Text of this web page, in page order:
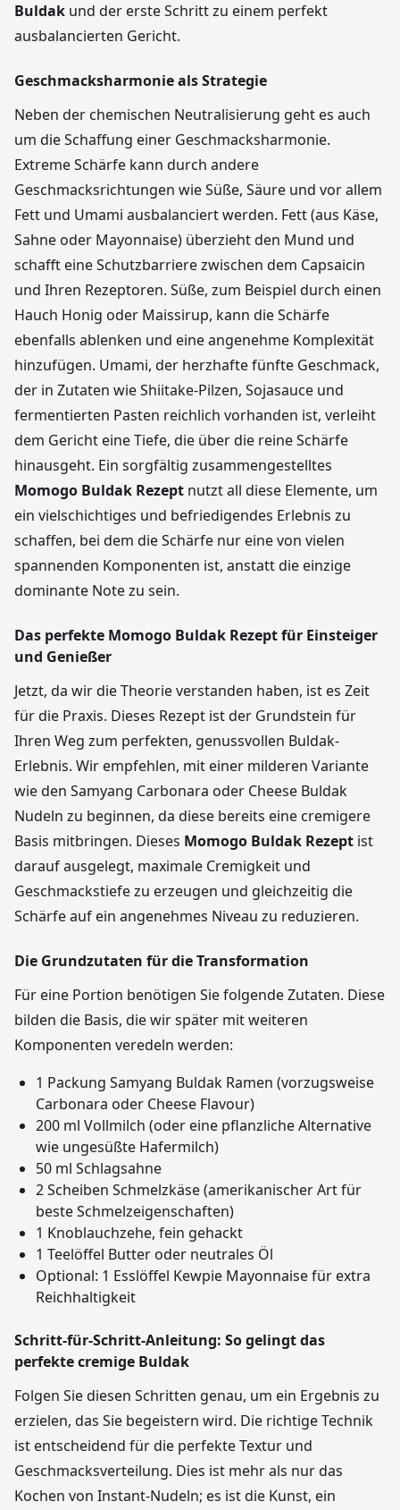
Buldak und der erste Schritt zu einem perfekt
ausbalancierten Gericht.
Geschmacksharmonie als Strategie
Neben der chemischen Neutralisierung geht es auch
um die Schaffung einer Geschmacksharmonie.
Extreme Schärfe kann durch andere
Geschmacksrichtungen wie Süße, Säure und vor allem
Fett und Umami ausbalanciert werden. Fett (aus Käse,
Sahne oder Mayonnaise) überzieht den Mund und
schafft eine Schutzbarriere zwischen dem Capsaicin
und Ihren Rezeptoren. Süße, zum Beispiel durch einen
Hauch Honig oder Maissirup, kann die Schärfe
ebenfalls ablenken und eine angenehme Komplexität
hinzufügen. Umami, der herzhafte fünfte Geschmack,
der in Zutaten wie Shiitake-Pilzen, Sojasauce und
fermentierten Pasten reichlich vorhanden ist, verleiht
dem Gericht eine Tiefe, die über die reine Schärfe
hinausgeht. Ein sorgfältig zusammengestelltes
Momogo Buldak Rezept nutzt all diese Elemente, um
ein vielschichtiges und befriedigendes Erlebnis zu
schaffen, bei dem die Schärfe nur eine von vielen
spannenden Komponenten ist, anstatt die einzige
dominante Note zu sein.
Das perfekte Momogo Buldak Rezept für Einsteiger
und Genießer
Jetzt, da wir die Theorie verstanden haben, ist es Zeit
für die Praxis. Dieses Rezept ist der Grundstein für
Ihren Weg zum perfekten, genussvollen Buldak-
Erlebnis. Wir empfehlen, mit einer milderen Variante
wie den Samyang Carbonara oder Cheese Buldak
Nudeln zu beginnen, da diese bereits eine cremigere
Basis mitbringen. Dieses Momogo Buldak Rezept ist
darauf ausgelegt, maximale Cremigkeit und
Geschmackstiefe zu erzeugen und gleichzeitig die
Schärfe auf ein angenehmes Niveau zu reduzieren.
Die Grundzutaten für die Transformation
Für eine Portion benötigen Sie folgende Zutaten. Diese
bilden die Basis, die wir später mit weiteren
Komponenten veredeln werden:
1 Packung Samyang Buldak Ramen (vorzugsweise
Carbonara oder Cheese Flavour)
200 ml Vollmilch (oder eine pflanzliche Alternative
wie ungesüßte Hafermilch)
50 ml Schlagsahne
2 Scheiben Schmelzkäse (amerikanischer Art für
beste Schmelzeigenschaften)
1 Knoblauchzehe, fein gehackt
1 Teelöffel Butter oder neutrales Öl
Optional: 1 Esslöffel Kewpie Mayonnaise für extra
Reichhaltigkeit
Schritt-für-Schritt-Anleitung: So gelingt das
perfekte cremige Buldak
Folgen Sie diesen Schritten genau, um ein Ergebnis zu
erzielen, das Sie begeistern wird. Die richtige Technik
ist entscheidend für die perfekte Textur und
Geschmacksverteilung. Dies ist mehr als nur das
Kochen von Instant-Nudeln; es ist die Kunst, ein